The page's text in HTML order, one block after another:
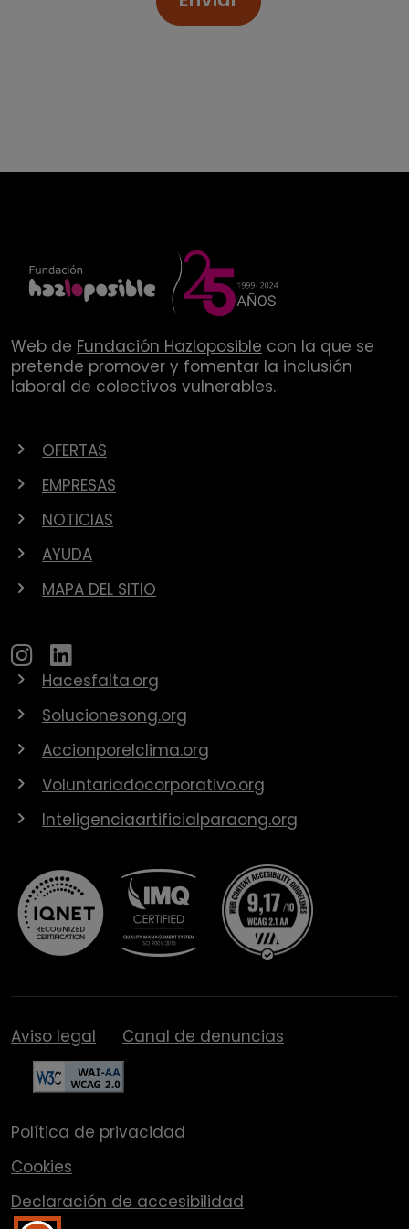
Web de Fundación Hazloposible con la que se
pretende promover y fomentar la inclusión
laboral de colectivos vulnerables.
OFERTAS
EMPRESAS
NOTICIAS
AYUDA
MAPA DEL SITIO
Hacesfalta.org
Solucionesong.org
Accionporelclima.org
Voluntariadocorporativo.org
Inteligenciaartificialparaong.org
Aviso legal Canal de denuncias
Política de privacidad
Cookies
Declaración de accesibilidad